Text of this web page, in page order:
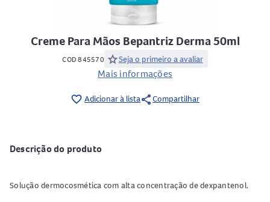
Creme Para Mãos Bepantriz Derma 50ml
COD 845570 starSeja o primeiro a avaliar
Mais informações
favorite_border Adicionar à listashareCompartilhar
Descrição do produto
Solução dermocosmética com alta concentração de dexpantenol.